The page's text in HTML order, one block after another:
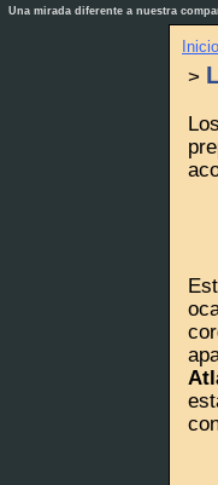
Una mirada diferente a nuestra
Inicio
>